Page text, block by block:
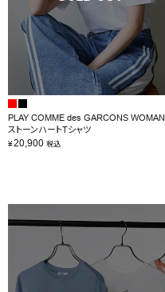
PLAY COMME des GARCONS WOMAN
ストーンハートTシャツ
¥20,900 税込